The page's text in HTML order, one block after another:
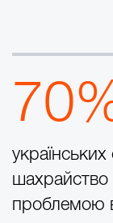
шахрайство
проблемою